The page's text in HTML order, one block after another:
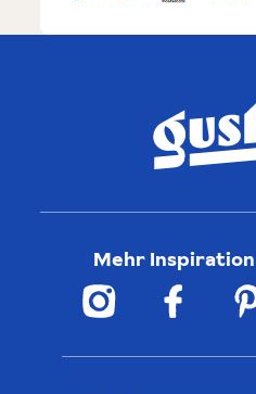
Mehr